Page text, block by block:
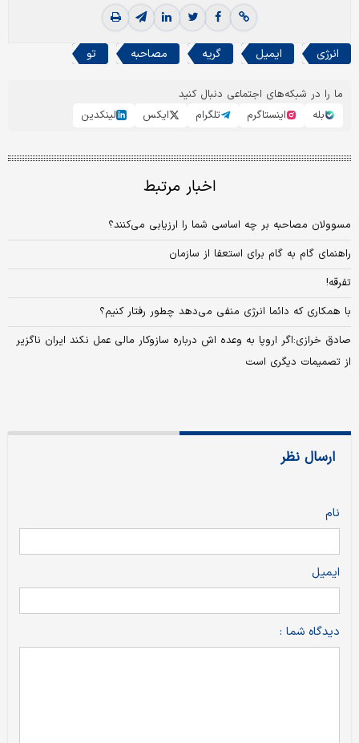
انرژی ایمیل گریه مصاحبه تو
ما را در شبکه‌های اجتماعی دنبال کنید
بله
اینستاگرم تلگرام ایکس لینکدین
اخبار مرتبط
مسوولان مصاحبه بر چه اساسی شما را ارزیابی می‌کنند؟
راهنمای گام به گام برای استعفا از سازمان
تفرقه!
با همکاری که دائما انرژی منفی می‌دهد چطور رفتار کنیم؟
صادق خرازی:اگر اروپا به وعده اش درباره سازوکار مالی عمل نکند ایران ناگزیر
از تصمیمات دیگری است
ارسال نظر
نام
ایمیل
دیدگاه شما :